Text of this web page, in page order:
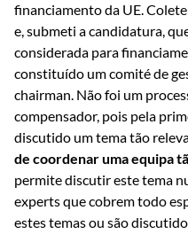
financiamento da UE.
e, submeti a candidatura,
considerada para
constituído um comité de
chairman. Não foi um
compensador, pois pela
discutido um tema tão
de coordenar uma equipa
permite discutir este tema
experts que cobrem todo
estes temas ou são